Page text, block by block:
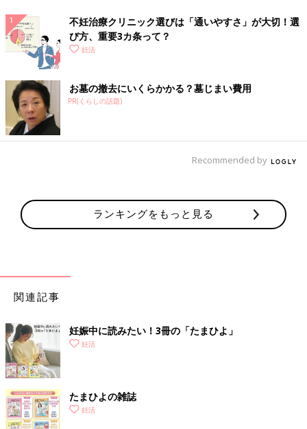
不妊治療クリニック選びは「通いやすさ」が大切！選
び方、重要3カ条って？
妊活
お墓の撤去にいくらかかる？墓じまい費用
PR(くらしの話題)
Recommended by
ランキングをもっと見る
関連記事
妊娠中に読みたい！3冊の「たまひよ」
妊活
たまひよの雑誌
妊活